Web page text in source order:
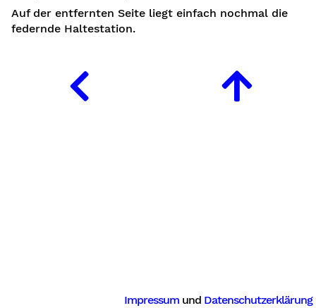
Auf der entfernten Seite liegt einfach nochmal die
federnde Haltestation.
Impressum und Datenschutzerklärung